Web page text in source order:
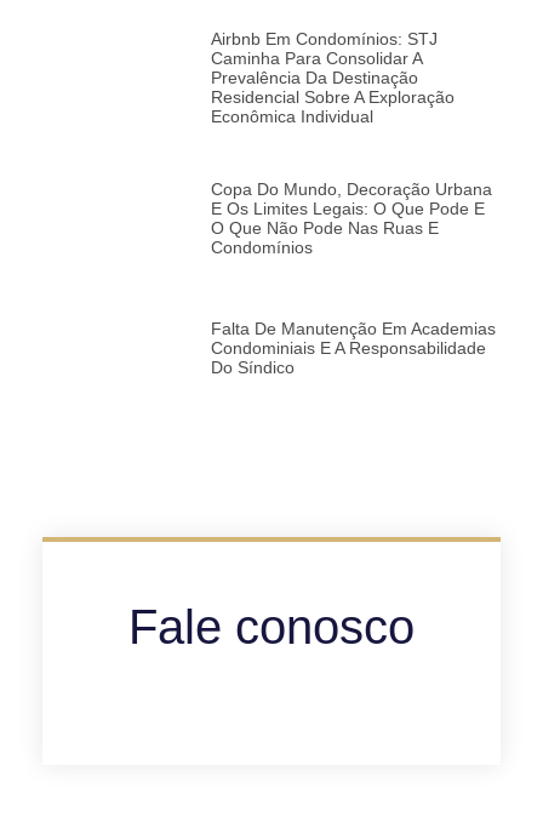
Airbnb Em Condomínios: STJ
Caminha Para Consolidar A
Prevalência Da Destinação
Residencial Sobre A Exploração
Econômica Individual
Copa Do Mundo, Decoração Urbana
E Os Limites Legais: O Que Pode E
O Que Não Pode Nas Ruas E
Condomínios
Falta De Manutenção Em Academias
Condominiais E A Responsabilidade
Do Síndico
Fale conosco